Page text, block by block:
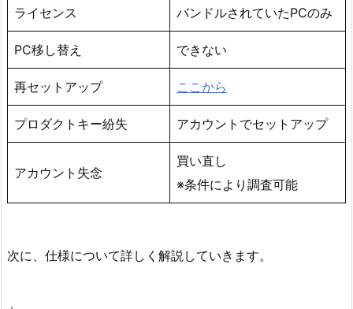
ライセンス バンドルされていたPCのみ
PC移し替え できない
再セットアップ ここから
プロダクトキー紛失 アカウントでセットアップ
アカウント失念
買い直し
※条件により調査可能
次に、仕様について詳しく解説していきます。